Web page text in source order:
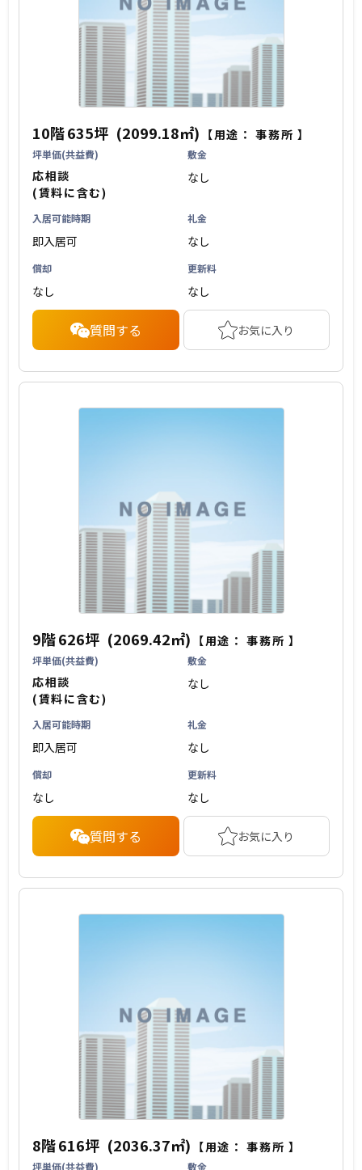
10階635坪 (2099.18㎡) 【用途：事務所 】
坪単価(共益費)
応相談
(賃料に含む)
敷金
なし
入居可能時期
即入居可
礼金
なし
償却
なし
更新料
なし
質問する お気に入り
9階626坪 (2069.42㎡) 【用途：事務所 】
坪単価(共益費)
応相談
(賃料に含む)
敷金
なし
入居可能時期
即入居可
礼金
なし
償却
なし
更新料
なし
質問する お気に入り
8階616坪 (2036.37㎡) 【用途：事務所 】
坪単価(共益費) 敷金